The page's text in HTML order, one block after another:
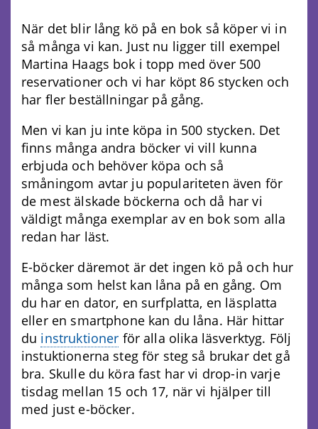
När det blir lång kö på en bok så köper vi in
så många vi kan. Just nu ligger till exempel
Martina Haags bok i topp med över 500
reservationer och vi har köpt 86 stycken och
har fler beställningar på gång.
Men vi kan ju inte köpa in 500 stycken. Det
finns många andra böcker vi vill kunna
erbjuda och behöver köpa och så
småningom avtar ju populariteten även för
de mest älskade böckerna och då har vi
väldigt många exemplar av en bok som alla
redan har läst.
E-böcker däremot är det ingen kö på och hur
många som helst kan låna på en gång. Om
du har en dator, en surfplatta, en läsplatta
eller en smartphone kan du låna. Här hittar
du instruktioner för alla olika läsverktyg. Följ
instuktionerna steg för steg så brukar det gå
bra. Skulle du köra fast har vi drop-in varje
tisdag mellan 15 och 17, när vi hjälper till
med just e-böcker.